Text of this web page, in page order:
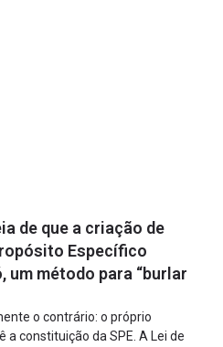
de que a criação de
Específico
um método para “burlar
o contrário: o próprio
constituição da SPE. A Lei de